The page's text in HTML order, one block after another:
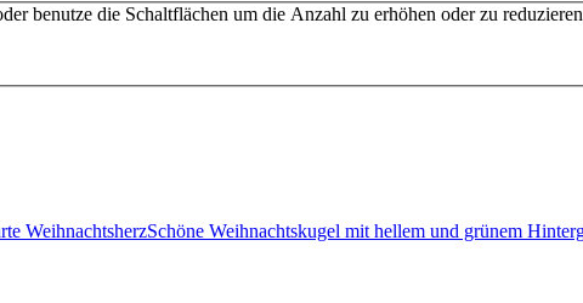
benutze die Schaltflächen um die Anzahl zu erhöhen oder zu
WeihnachtsherzSchöne Weihnachtskugel mit hellem und grünem